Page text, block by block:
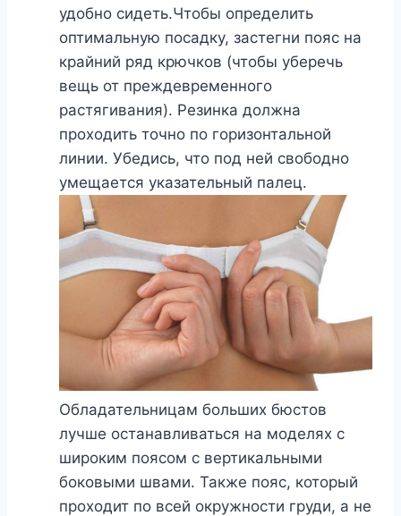
удобно сидеть.Чтобы определить
оптимальную посадку, застегни пояс на
крайний ряд крючков (чтобы уберечь
вещь от преждевременного
растягивания). Резинка должна
проходить точно по горизонтальной
линии. Убедись, что под ней свободно
умещается указательный палец.
Обладательницам больших бюстов
лучше останавливаться на моделях с
широким поясом с вертикальными
боковыми швами. Также пояс, который
проходит по всей окружности груди, а не